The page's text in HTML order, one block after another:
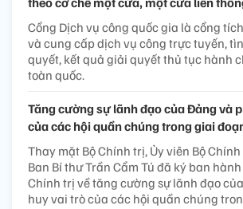
Cổng Dịch vụ công quốc gia là cổng
và cung cấp dịch vụ công trực tuyến,
quyết, kết quả giải quyết thủ tục hành
toàn quốc.
Tăng cường sự lãnh đạo của Đảng và
của các hội quần chúng trong giai
Thay mặt Bộ Chính trị, Ủy viên Bộ
Ban Bí thư Trần Cẩm Tú đã ký ban
Chính trị về tăng cường sự lãnh đạo
huy vai trò của các hội quần chúng